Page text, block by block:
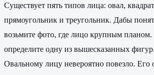
Существует пять типов лица: овал,
прямоугольник и треугольник. Дабы
возьмите фото, где лицо крупным планом.
определите одну из вышесказанных фигур.
Овальному лицу невероятно повезло. Его